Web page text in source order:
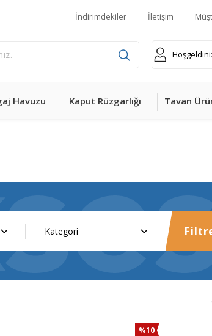
İndirimdekiler İletişim
Havuzu Kaput Rüzgarlığı Tavan
%10